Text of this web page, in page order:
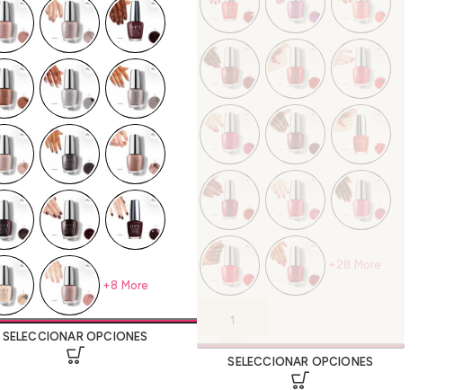
+8 More
SELECCIONAR OPCIONES
+28 More
SELECCIONAR OPCIONES